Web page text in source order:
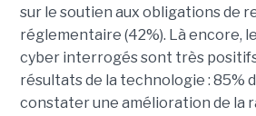
sur le soutien aux obligations de
réglementaire (42%). Là encore,
cyber interrogés sont très
résultats de la technologie : 85%
constater une amélioration de la